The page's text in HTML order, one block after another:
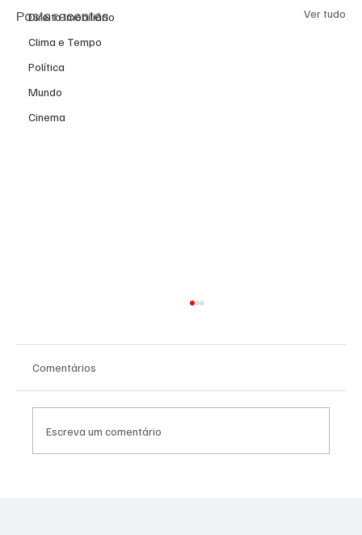
Direito Imobiliário
Clima e Tempo
Política
Mundo
Cinema
Posts recentes Ver tudo
Comentários
Escreva um comentário